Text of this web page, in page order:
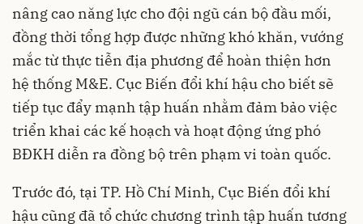
nâng cao năng lực cho đội ngũ cán bộ đầu mối,
đồng thời tổng hợp được những khó khăn, vướng
mắc từ thực tiễn địa phương để hoàn thiện hơn
hệ thống M&E. Cục Biến đổi khí hậu cho biết sẽ
tiếp tục đẩy mạnh tập huấn nhằm đảm bảo việc
triển khai các kế hoạch và hoạt động ứng phó
BĐKH diễn ra đồng bộ trên phạm vi toàn quốc.
Trước đó, tại TP. Hồ Chí Minh, Cục Biến đổi khí
hậu cũng đã tổ chức chương trình tập huấn tương